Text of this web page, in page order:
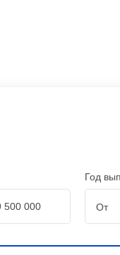
Год
От